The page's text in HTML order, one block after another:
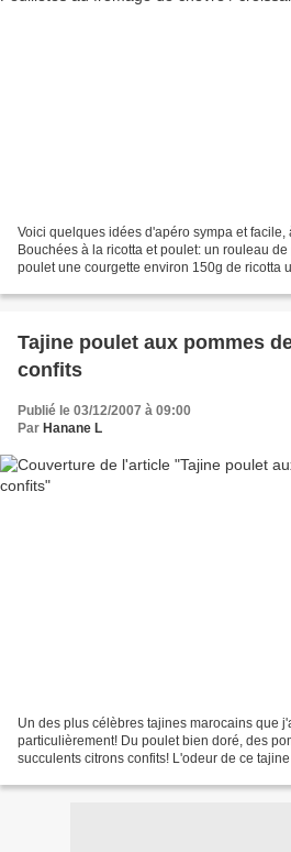
Voici quelques idées d'apéro sympa et
Bouchées à la ricotta et poulet: un rouleau
poulet une courgette environ 150g de ricotta
Tajine poulet aux pommes
confits
Publié le 03/12/2007 à 09:00
Par Hanane L
Un des plus célèbres tajines marocains que
particulièrement! Du poulet bien doré, des
succulents citrons confits! L'odeur de ce